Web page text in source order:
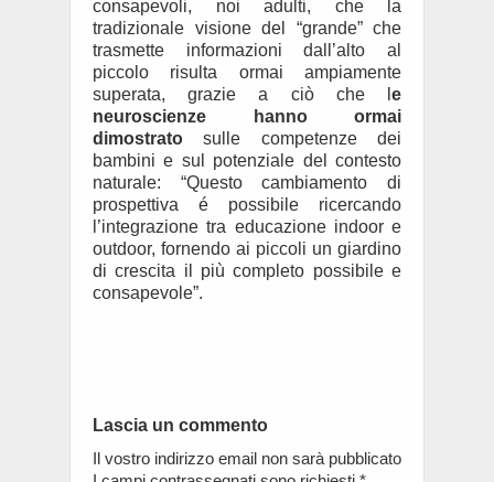
consapevoli, noi adulti, che la
tradizionale visione del “grande” che
trasmette informazioni dall’alto al
piccolo risulta ormai ampiamente
superata, grazie a ciò che l e
neuroscienze hanno ormai
dimostrato sulle competenze dei
bambini e sul potenziale del contesto
naturale: “Questo cambiamento di
prospettiva é possibile ricercando
l’integrazione tra educazione indoor e
outdoor, fornendo ai piccoli un giardino
di crescita il più completo possibile e
consapevole”.
Lascia un commento
Il vostro indirizzo email non sarà pubblicato